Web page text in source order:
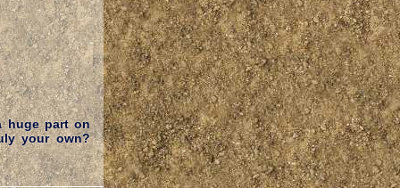
huge part on
your own?